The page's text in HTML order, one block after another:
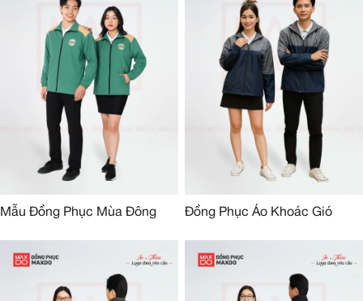
Mẫu Đồng Phục Mùa Đông Đồng Phục Áo Khoác Gió